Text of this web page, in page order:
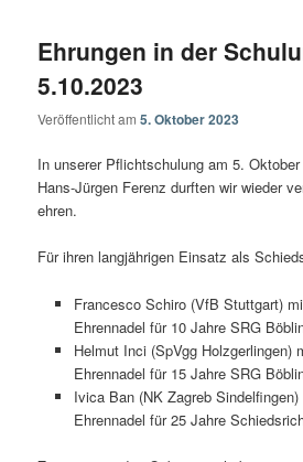
Ehrungen in der
5.10.2023
Veröffentlicht am5. Oktober 2023
In unserer Pflichtschulung am 5.
Hans-Jürgen Ferenz durften wir wieder
ehren.
Für ihren langjährigen Einsatz als
Francesco Schiro (VfB Stuttgart)
Ehrennadel für 10 Jahre SRG
Helmut Inci (SpVgg Holzgerlingen)
Ehrennadel für 15 Jahre SRG
Ivica Ban (NK Zagreb
Ehrennadel für 25 Jahre